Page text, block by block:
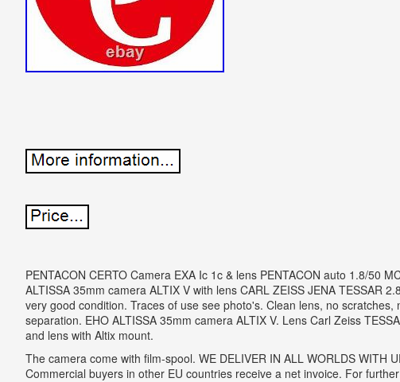
PENTACON CERTO Camera EXA Ic 1c & lens PENTACON auto 1.8/50
ALTISSA 35mm camera ALTIX V with lens CARL ZEISS JENA TESSAR
very good condition. Traces of use see photo's. Clean lens, no scratches,
separation. EHO ALTISSA 35mm camera ALTIX V. Lens Carl Zeiss
and lens with Altix mount.
The camera come with film-spool. WE DELIVER IN ALL WORLDS WITH
Commercial buyers in other EU countries receive a net invoice. For